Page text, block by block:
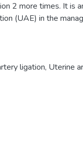
2 more times. It is
(UAE) in the
ligation, Uterine